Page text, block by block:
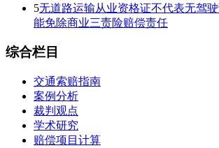
5无道路运输从业资格证不代表无驾
能免除商业三责险赔偿责任
综合栏目
交通索赔指南
案例分析
裁判观点
学术研究
赔偿项目计算